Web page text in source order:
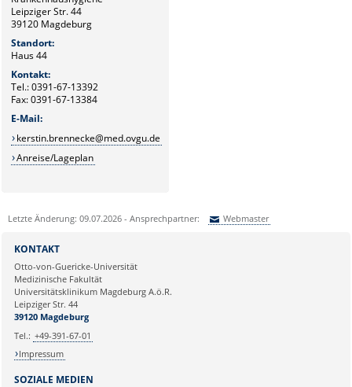
Leipziger Str. 44
39120 Magdeburg
Standort:
Haus 44
Kontakt:
Tel.: 0391-67-13392
Fax: 0391-67-13384
E-Mail:
kerstin.brennecke@med.ovgu.de
Anreise/Lageplan
Letzte Änderung: 09.07.2026 - Ansprechpartner: Webmaster
Ihre E-Mailadresse:
Ihr Anliegen:
SOZIALE MEDIEN
KONTAKT
Otto-von-Guericke-Universität
Medizinische Fakultät
Universitätsklinikum Magdeburg A.ö.R.
Leipziger Str. 44
39120 Magdeburg
Tel.: +49-391-67-01
Impressum